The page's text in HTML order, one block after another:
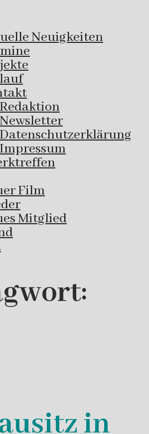
Neuigkeiten
Redaktion
Newsletter
Datenschutzerklärung
Impressum
Film
Mitglied
in